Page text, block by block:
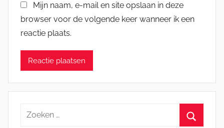
Mijn naam, e-mail en site opslaan in deze
browser voor de volgende keer wanneer ik een
reactie plaats.
Zoeken